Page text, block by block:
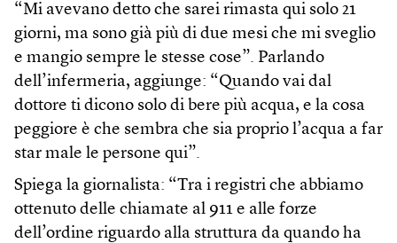
“Mi avevano detto che sarei rimasta qui solo 21
giorni, ma sono già più di due mesi che mi sveglio
e mangio sempre le stesse cose”. Parlando
dell’infermeria, aggiunge: “Quando vai dal
dottore ti dicono solo di bere più acqua, e la cosa
peggiore è che sembra che sia proprio l’acqua a far
star male le persone qui”.
Spiega la giornalista: “Tra i registri che abbiamo
ottenuto delle chiamate al 911 e alle forze
dell’ordine riguardo alla struttura da quando ha